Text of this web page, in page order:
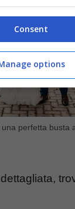
perfetta busta
Consent
options